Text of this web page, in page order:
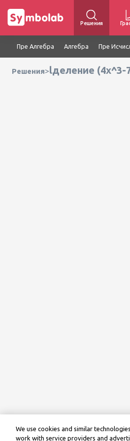
Решения
Пре Алгебра Алгебра Пре
Решения>lделение (4x^3-
We use cookies and similar
work with service providers and